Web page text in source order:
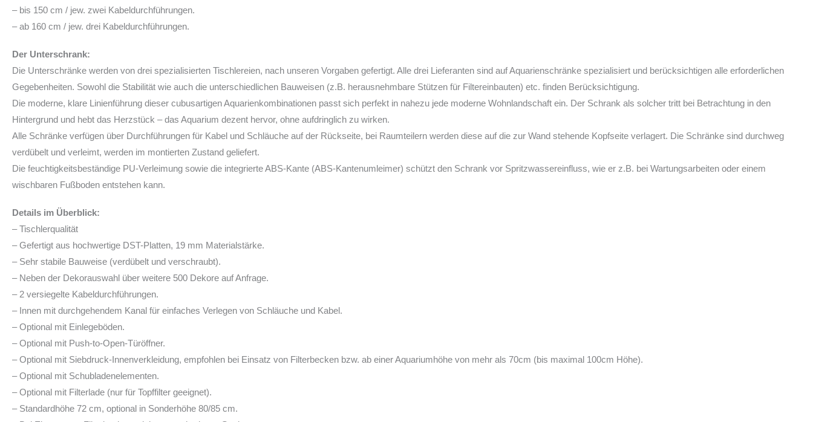
– bis 150 cm / jew. zwei Kabeldurchführungen.
– ab 160 cm / jew. drei Kabeldurchführungen.
Der Unterschrank:
Die Unterschränke werden von drei spezialisierten Tischlereien, nach unseren Vorgaben gefertigt. Alle drei Lieferanten sind auf Aquarienschränke spezialisiert und berücksichtigen alle erforderlichen
Gegebenheiten. Sowohl die Stabilität wie auch die unterschiedlichen Bauweisen (z.B. herausnehmbare Stützen für Filtereinbauten) etc. finden Berücksichtigung.
Die moderne, klare Linienführung dieser cubusartigen Aquarienkombinationen passt sich perfekt in nahezu jede moderne Wohnlandschaft ein. Der Schrank als solcher tritt bei Betrachtung in den
Hintergrund und hebt das Herzstück – das Aquarium dezent hervor, ohne aufdringlich zu wirken.
Alle Schränke verfügen über Durchführungen für Kabel und Schläuche auf der Rückseite, bei Raumteilern werden diese auf die zur Wand stehende Kopfseite verlagert. Die Schränke sind durchweg
verdübelt und verleimt, werden im montierten Zustand geliefert.
Die feuchtigkeitsbeständige PU-Verleimung sowie die integrierte ABS-Kante (ABS-Kantenumleimer) schützt den Schrank vor Spritzwassereinfluss, wie er z.B. bei Wartungsarbeiten oder einem
wischbaren Fußboden entstehen kann.
Details im Überblick:
– Tischlerqualität
– Gefertigt aus hochwertige DST-Platten, 19 mm Materialstärke.
– Sehr stabile Bauweise (verdübelt und verschraubt).
– Neben der Dekorauswahl über weitere 500 Dekore auf Anfrage.
– 2 versiegelte Kabeldurchführungen.
– Innen mit durchgehendem Kanal für einfaches Verlegen von Schläuche und Kabel.
– Optional mit Einlegeböden.
– Optional mit Push-to-Open-Türöffner.
– Optional mit Siebdruck-Innenverkleidung, empfohlen bei Einsatz von Filterbecken bzw. ab einer Aquariumhöhe von mehr als 70cm (bis maximal 100cm Höhe).
– Optional mit Schubladenelementen.
– Optional mit Filterlade (nur für Topffilter geeignet).
– Standardhöhe 72 cm, optional in Sonderhöhe 80/85 cm.